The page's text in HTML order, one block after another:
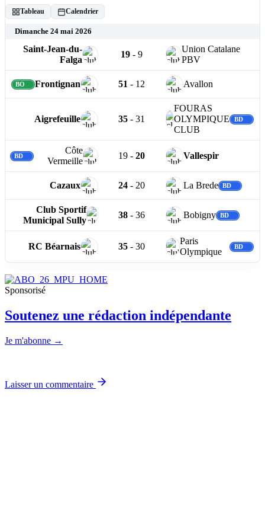
Tableau Calendrier
Dimanche 24 mai 2026
Saint-Jean-du-
Falga
19 -9
Union Catalane
PBV
Frontignan 51 - 12 Avallon
Aigrefeuille 35 -31
FOURAS
OLYMPIQUE
CLUB
Côte
Vermeille
19 -20 Vallespir
Cazaux 24 -20 La Brede
Club Sportif
Municipal Sully
38 -36 Bobigny
RC Béarnais 35 -30
Paris
Olympique
Sponsorisé
Soutenez une rédaction indépendante
Je m'abonne →
Laisser un commentaire